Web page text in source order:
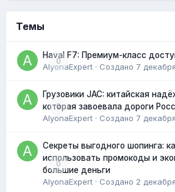
Темы
0
Haval F7: Премиум-класс
AlyonaExpert · Создано 7
0
Грузовики JAC: китайская
которая завоевала дороги
AlyonaExpert · Создано 7
0
Секреты выгодного шопинга:
использовать промокоды и
большие деньги
AlyonaExpert · Создано 2